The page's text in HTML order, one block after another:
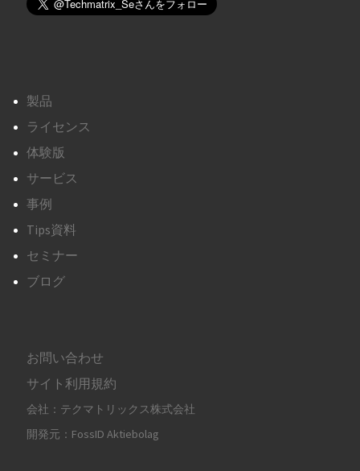
製品
ライセンス
体験版
サービス
事例
Tips資料
セミナー
ブログ
お問い合わせ
サイト利用規約
会社：テクマトリックス株式会社
開発元：FossID Aktiebolag